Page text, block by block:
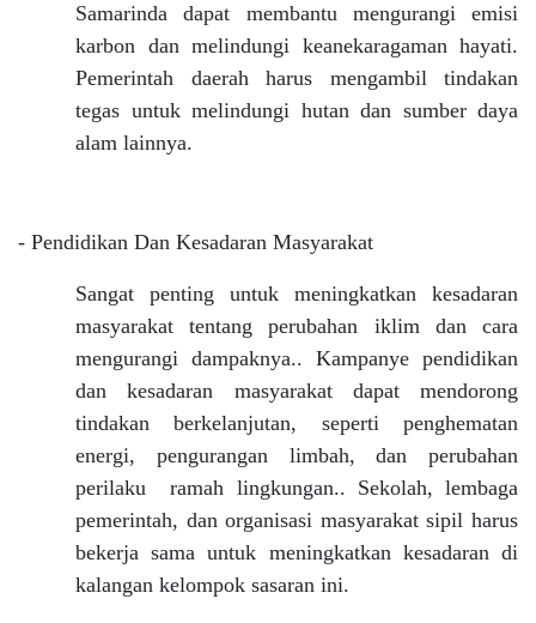
Samarinda dapat membantu mengurangi emisi
karbon dan melindungi keanekaragaman hayati.
Pemerintah daerah harus mengambil tindakan
tegas untuk melindungi hutan dan sumber daya
alam lainnya.
- Pendidikan Dan Kesadaran Masyarakat
Sangat penting untuk meningkatkan kesadaran
masyarakat tentang perubahan iklim dan cara
mengurangi dampaknya.. Kampanye pendidikan
dan kesadaran masyarakat dapat mendorong
tindakan berkelanjutan, seperti penghematan
energi, pengurangan limbah, dan perubahan
perilaku ramah lingkungan.. Sekolah, lembaga
pemerintah, dan organisasi masyarakat sipil harus
bekerja sama untuk meningkatkan kesadaran di
kalangan kelompok sasaran ini.